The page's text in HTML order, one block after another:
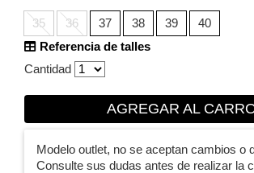
35 36 37 38 39
40
Referencia de talles
Cantidad
AGREGAR AL
Modelo outlet, no se aceptan cambios o
Consulte sus dudas antes de realizar la